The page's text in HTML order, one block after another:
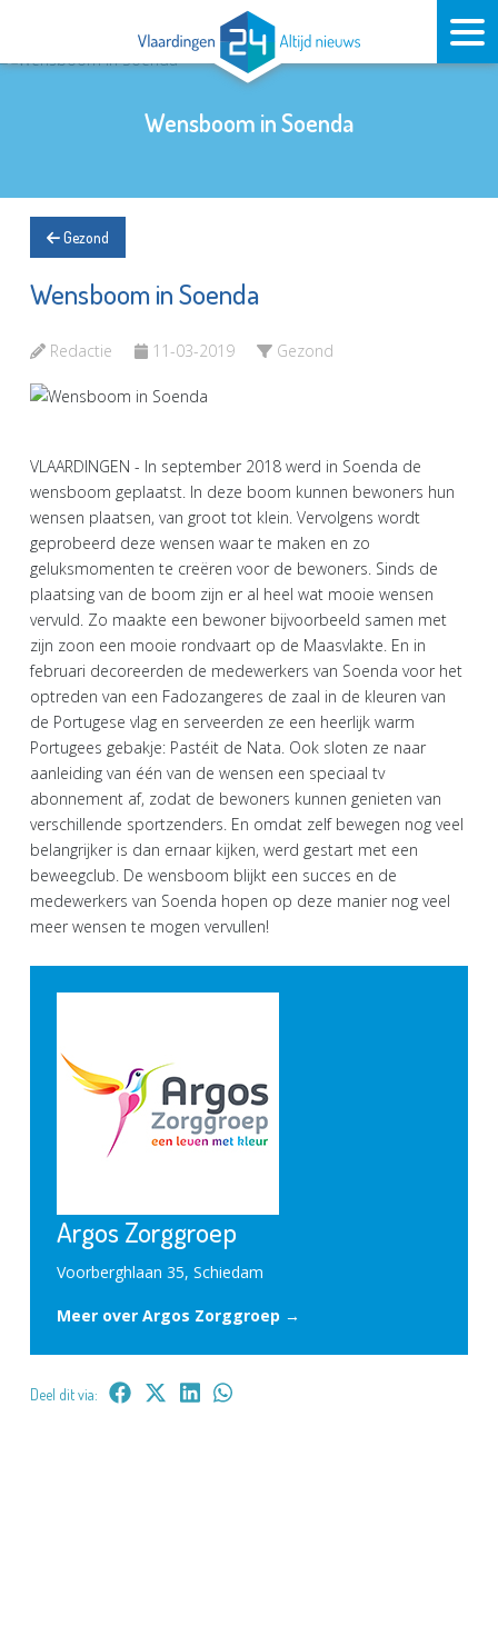
Wensboom in Soenda
Gezond
Wensboom in Soenda
Redactie 11-03-2019 Gezond
VLAARDINGEN - In september 2018 werd in Soenda de
wensboom geplaatst. In deze boom kunnen bewoners hun
wensen plaatsen, van groot tot klein. Vervolgens wordt
geprobeerd deze wensen waar te maken en zo
geluksmomenten te creëren voor de bewoners. Sinds de
plaatsing van de boom zijn er al heel wat mooie wensen
vervuld. Zo maakte een bewoner bijvoorbeeld samen met
zijn zoon een mooie rondvaart op de Maasvlakte. En in
februari decoreerden de medewerkers van Soenda voor het
optreden van een Fadozangeres de zaal in de kleuren van
de Portugese vlag en serveerden ze een heerlijk warm
Portugees gebakje: Pastéit de Nata. Ook sloten ze naar
aanleiding van één van de wensen een speciaal tv
abonnement af, zodat de bewoners kunnen genieten van
verschillende sportzenders. En omdat zelf bewegen nog veel
belangrijker is dan ernaar kijken, werd gestart met een
beweegclub. De wensboom blijkt een succes en de
medewerkers van Soenda hopen op deze manier nog veel
meer wensen te mogen vervullen!
Argos Zorggroep
Voorberghlaan 35, Schiedam
Meer over Argos Zorggroep →
Deel dit via: